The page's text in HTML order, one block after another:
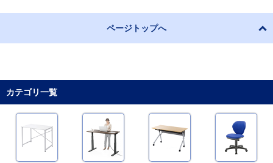
ページトップへ
カテゴリ一覧